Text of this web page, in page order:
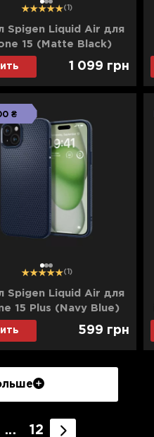
12 3 (1)
Spigen Liquid Air для
15 (Matte Black)
1 099 грн
12 3
₴
(1)
Spigen Liquid Air для
15 Plus (Navy Blue)
599 грн
... 12